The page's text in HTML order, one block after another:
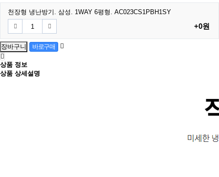
천장형 냉난방기. 삼성. 1WAY 6평형. AC023CS1PBH1SY
+0원
상품 정보
상품 상세설명